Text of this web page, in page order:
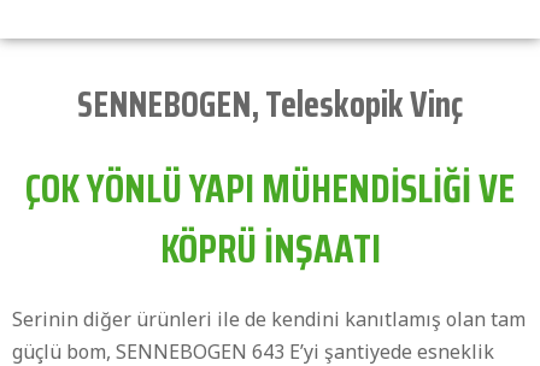
SENNEBOGEN,Teleskopik Vinç
ÇOK YÖNLÜ YAPI MÜHENDİSLİĞİ VE
KÖPRÜ İNŞAATI
Serinin diğer ürünleri ile de kendini kanıtlamış olan tam
güçlü bom, SENNEBOGEN 643 E’yi şantiyede esneklik